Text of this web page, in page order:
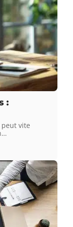
:
peut vite
…